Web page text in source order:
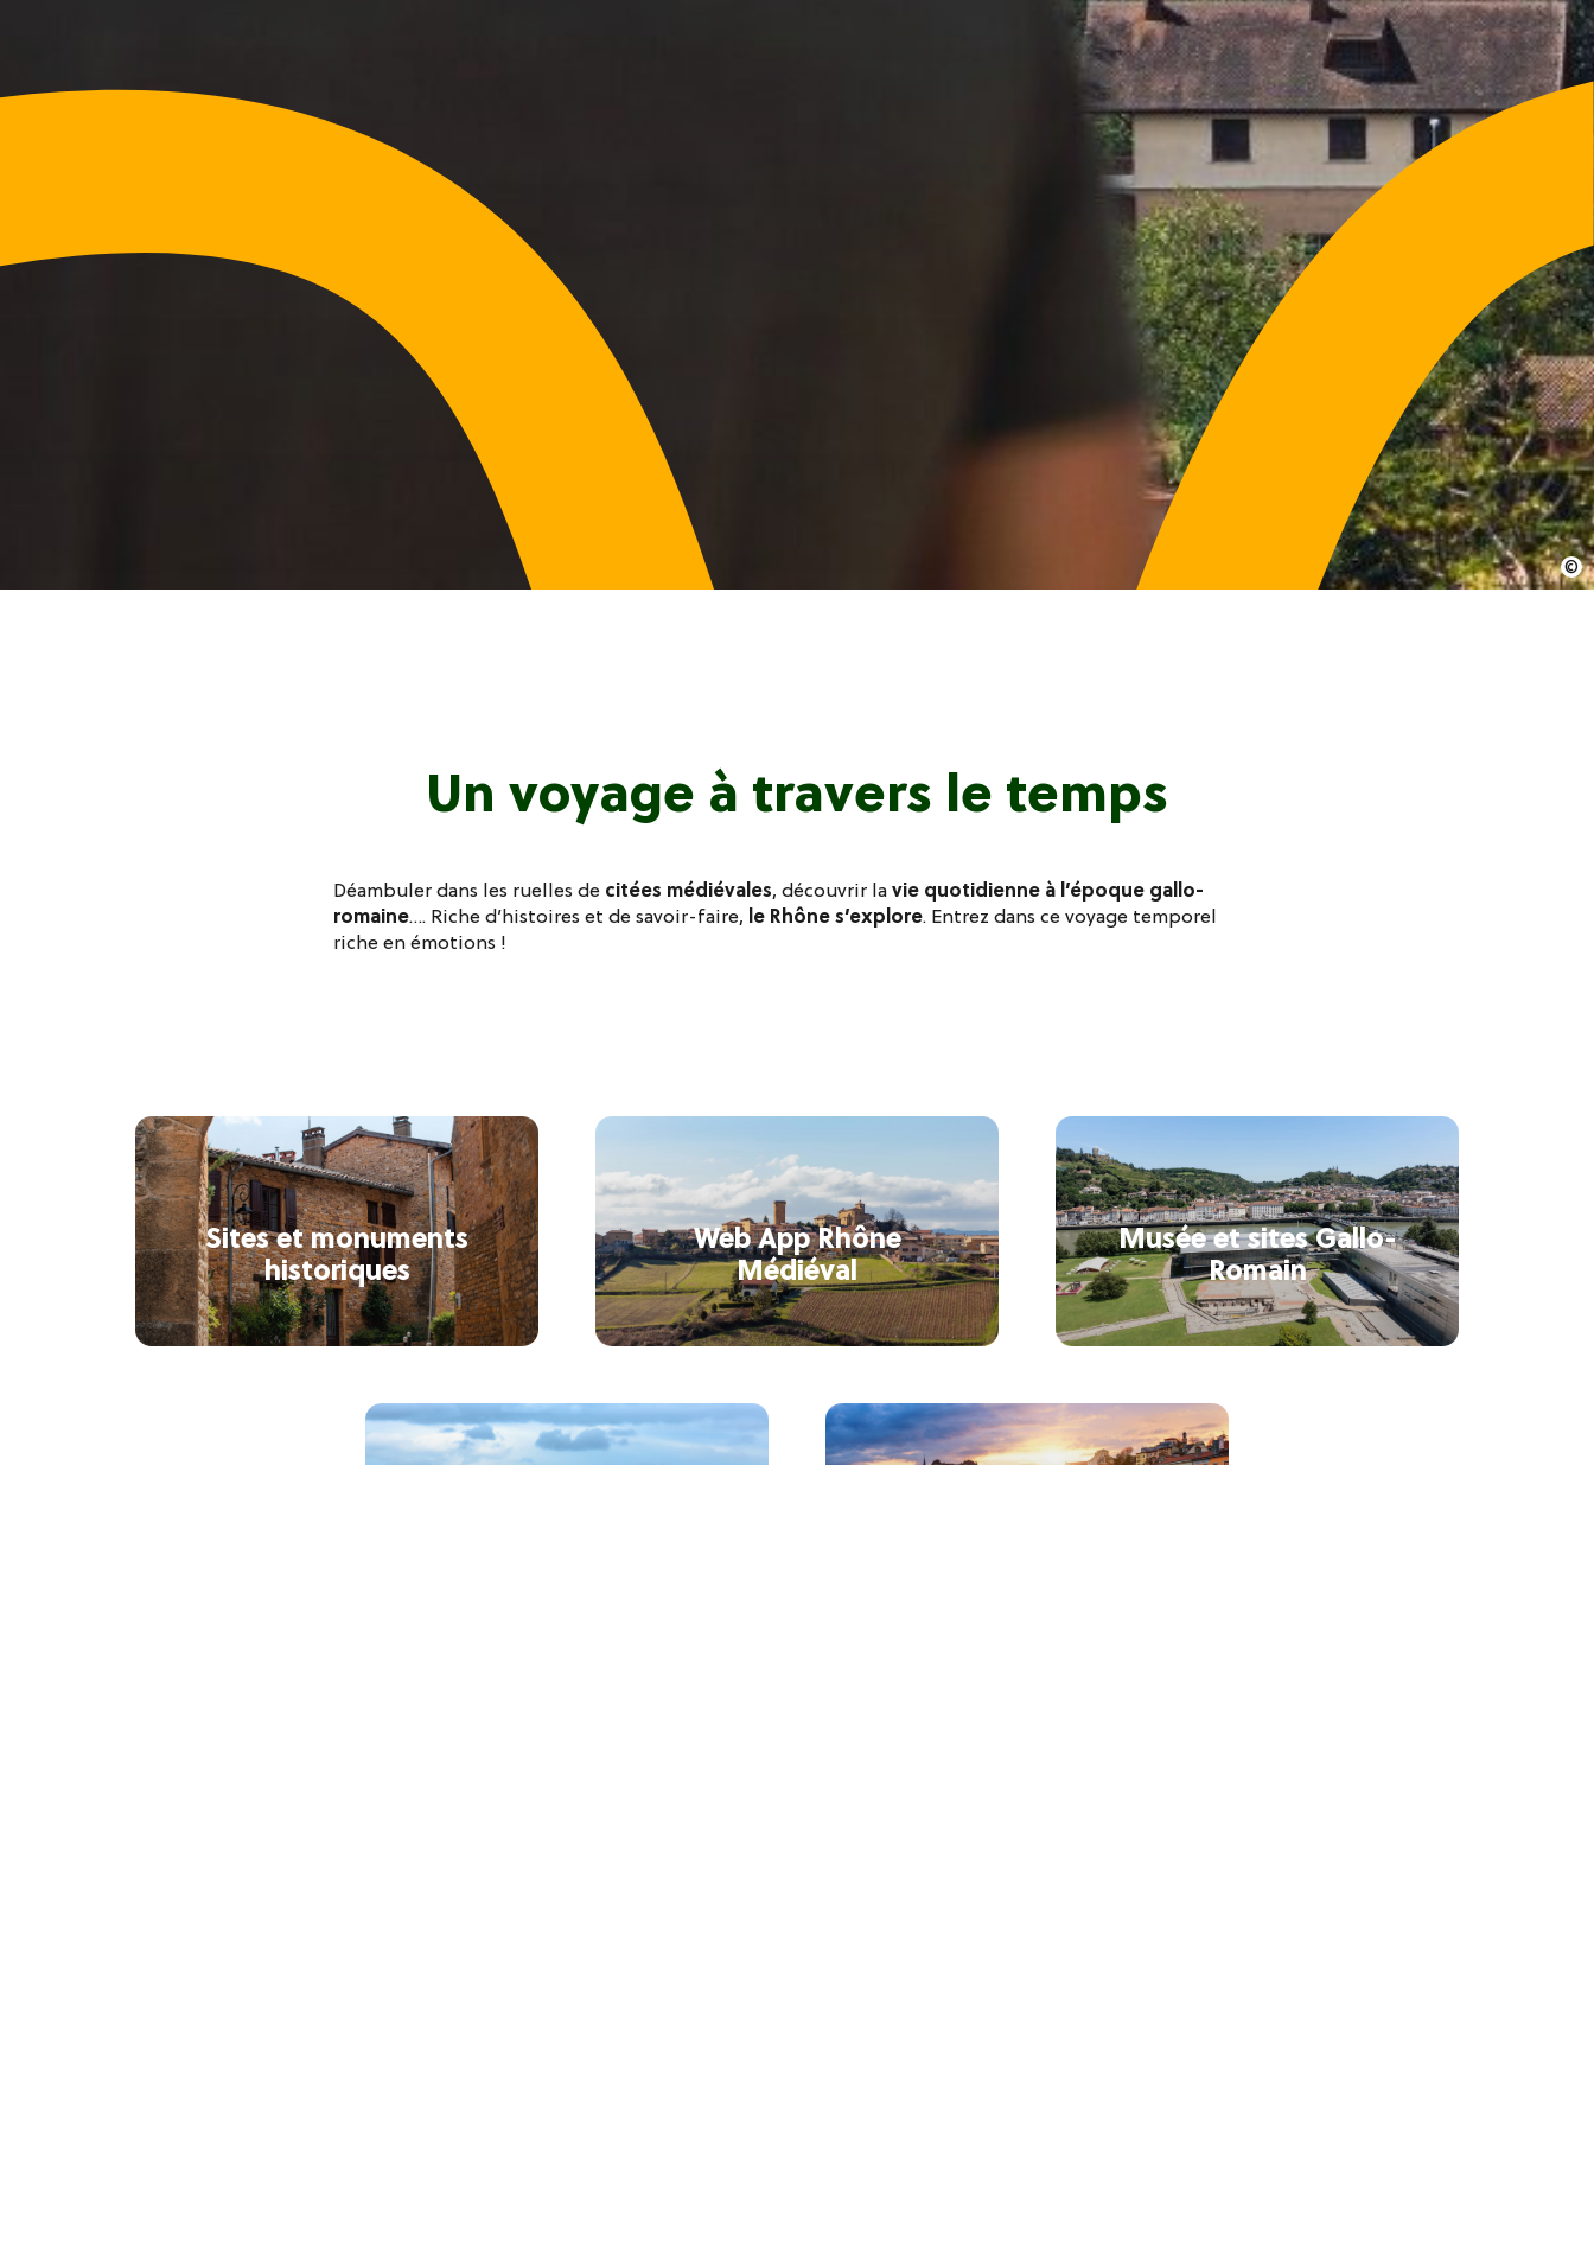
Un voyage à travers le temps
Déambuler dans les ruelles de citées médiévales, découvrir lavie quotidienne à l’époque gallo-
romaine…. Riche d’histoires et de savoir-faire, le Rhône s’explore. Entrez dans ce voyage temporel
riche en émotions !
Sites et monuments
historiques
Web App Rhône
Médiéval
Musée et sites Gallo-
Romain